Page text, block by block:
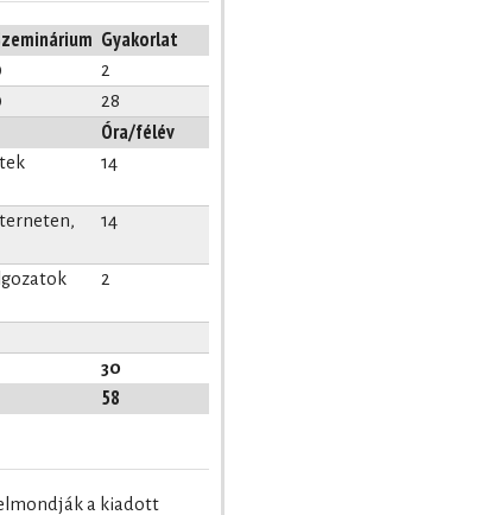
Gyakorlat
2
28
Óra/félév
58
14
14
2
30
a kiadott